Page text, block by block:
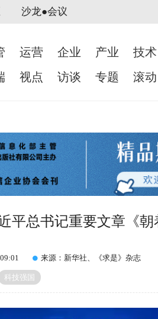
沙龙●会议
运营 企业 产业
技术
视点 访谈 专题 滚动
平总书记重要文章《
来源：新华社、《求是》杂志
科技强国